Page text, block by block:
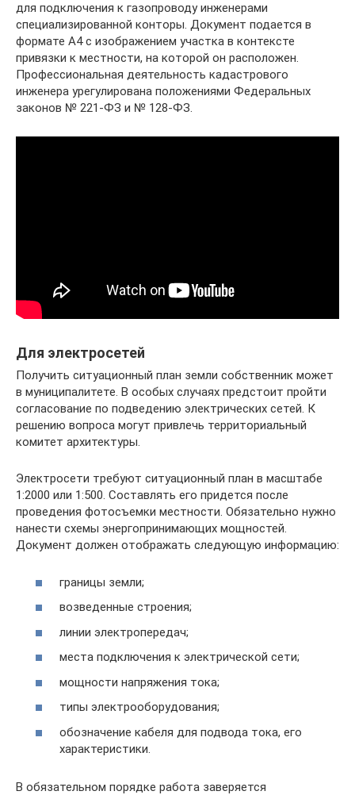
для подключения к газопроводу инженерами
специализированной конторы. Документ подается в
формате А4 с изображением участка в контексте
привязки к местности, на которой он расположен.
Профессиональная деятельность кадастрового
инженера урегулирована положениями Федеральных
законов № 221-ФЗ и № 128-ФЗ.
Для электросетей
Получить ситуационный план земли собственник может
в муниципалитете. В особых случаях предстоит пройти
согласование по подведению электрических сетей. К
решению вопроса могут привлечь территориальный
комитет архитектуры.
Электросети требуют ситуационный план в масштабе
1:2000 или 1:500. Составлять его придется после
проведения фотосъемки местности. Обязательно нужно
нанести схемы энергопринимающих мощностей.
Документ должен отображать следующую информацию:
границы земли;
возведенные строения;
линии электропередач;
места подключения к электрической сети;
мощности напряжения тока;
типы электрооборудования;
обозначение кабеля для подвода тока, его
характеристики.
В обязательном порядке работа заверяется